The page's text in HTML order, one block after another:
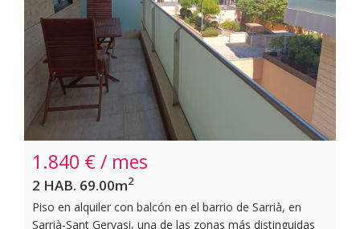
una opción práctica y cómoda para uso diario en una de
las zonas más demandadas de Barcelona.~~Este
arrendamiento está sujeto a IVA.~~BCN FINQUES |
AICAT 10230 · API A12849~
1.840 € / mes
2 HAB. 69.00m2
Piso en alquiler con balcón en el barrio de Sarrià, en
Sarrià-Sant Gervasi, una de las zonas más distinguidas